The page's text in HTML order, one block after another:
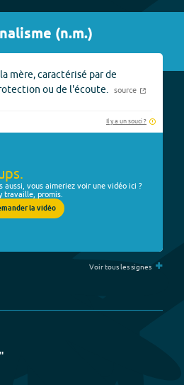
(n.m.)
mère, caractérisé par de
ou de l'écoute.
source
Il y a un souci ?
aussi, vous aimeriez voir une vidéo ici ?
travaille, promis.
la vidéo
Voir tous les signes +
"